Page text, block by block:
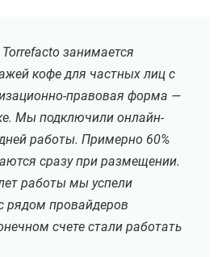
занимается
кофе для частных лиц с
правовая форма —
Мы подключили онлайн-
работы. Примерно 60%
сразу при размещении.
работы мы успели
рядом провайдеров
счете стали работать